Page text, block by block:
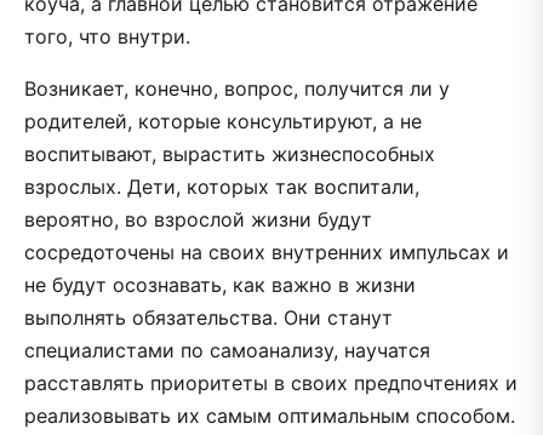
того, что внутри.
Возникает, конечно, вопрос, получится ли у
родителей, которые консультируют, а не
воспитывают, вырастить жизнеспособных
взрослых. Дети, которых так воспитали,
вероятно, во взрослой жизни будут
сосредоточены на своих внутренних импульсах и
не будут осознавать, как важно в жизни
выполнять обязательства. Они станут
специалистами по самоанализу, научатся
расставлять приоритеты в своих предпочтениях и
реализовывать их самым оптимальным способом.